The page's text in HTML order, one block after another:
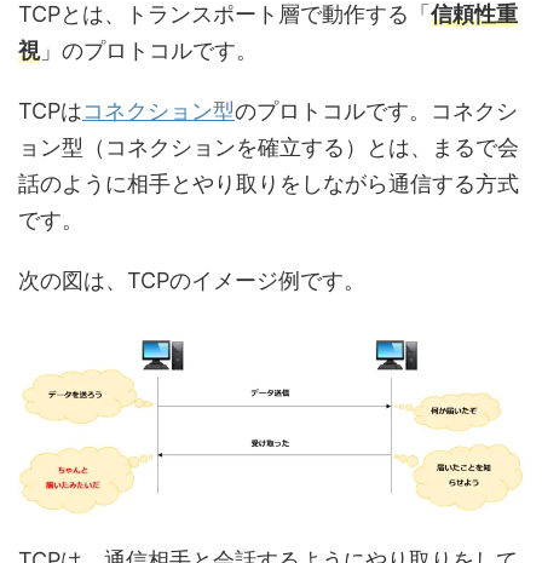
TCPとは、トランスポート層で動作する「 信頼性重
視」のプロトコルです。
TCPはコネクション型のプロトコルです。コネクシ
ョン型（コネクションを確立する）とは、まるで会
話のように相手とやり取りをしながら通信する方式
です。
次の図は、TCPのイメージ例です。